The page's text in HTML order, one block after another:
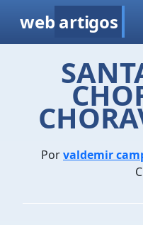
web artigos
Porvaldemir